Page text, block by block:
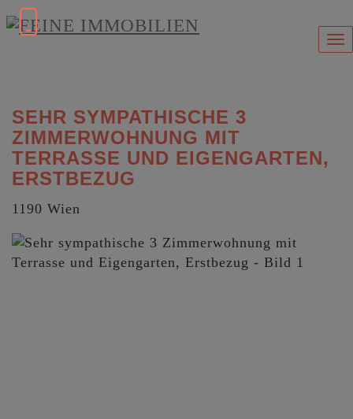
SEHR SYMPATHISCHE 3
ZIMMERWOHNUNG MIT
TERRASSE UND EIGENGARTEN,
ERSTBEZUG
1190 Wien